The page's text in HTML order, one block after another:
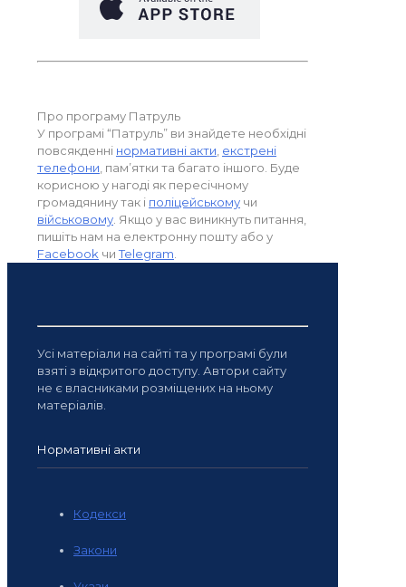
Про програму Патруль
У програмі “Патруль” ви знайдете необхідні
повсякденні нормативні акти екстрені
телефони , пам’ятки та багато іншого. Буде
корисною у нагоді як пересічному
громадянину так і поліцейському чи
військовому . Якщо у вас виникнуть питання,
пишіть нам на електронну пошту або у
Facebook чиTelegram
Усі матеріали на сайті та у програмі були
взяті з відкритого доступу. Автори сайту
не є власниками розміщених на ньому
матеріалів.
Нормативні акти
Кодекси
Закони